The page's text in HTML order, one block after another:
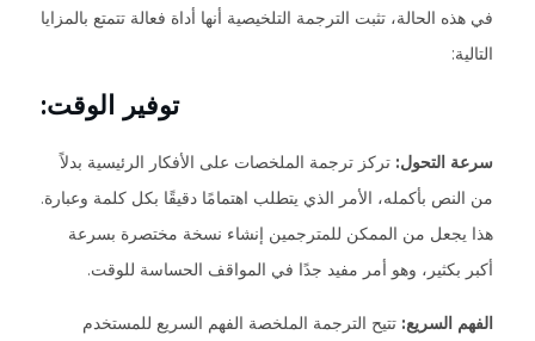
في هذه الحالة، تثبت الترجمة التلخيصية أنها أداة فعالة تتمتع بالمزايا
التالية:
توفير الوقت:
سرعة التحول: تركز ترجمة الملخصات على الأفكار الرئيسية بدلاً
من النص بأكمله، الأمر الذي يتطلب اهتمامًا دقيقًا بكل كلمة وعبارة.
هذا يجعل من الممكن للمترجمين إنشاء نسخة مختصرة بسرعة
أكبر بكثير، وهو أمر مفيد جدًا في المواقف الحساسة للوقت.
الفهم السريع: تتيح الترجمة الملخصة الفهم السريع للمستخدم